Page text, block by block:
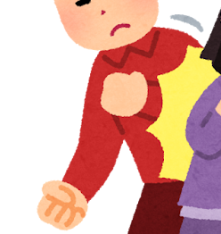
【兵庫】ドン・キホーテ露
食中毒 男女14人が発熱や腹
の菌検出 / まとめるZ
NEW! (8/7
私が起きると一緒に起き出
こたんに遠慮して、なかなか
です【再】 / まとめるZ
NEW!
【動画】手術中に熊本地震
ｗ / 2chまとめアンテナ！
【MLB】菅野智之の投球指
に！海を渡ったベテラン右腕
2chまとめアンテナ！ NEW! (8/7
【悲報】イチロー「怪我さえ
言い訳」 / 2chまとめアンテナ